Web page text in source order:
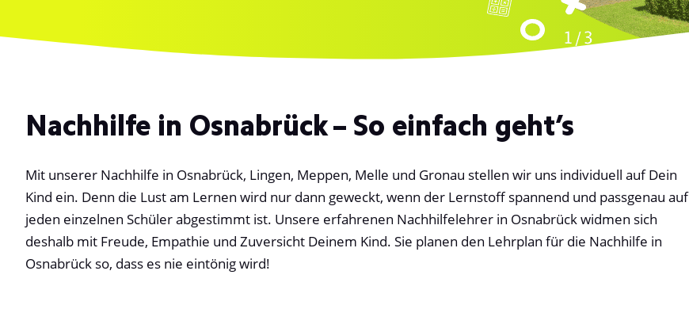
Nachhilfe in Osnabrück – So einfach geht’s
Mit unserer Nachhilfe in Osnabrück, Lingen, Meppen, Melle und Gronau stellen wir uns individuell auf Dein
Kind ein. Denn die Lust am Lernen wird nur dann geweckt, wenn der Lernstoff spannend und passgenau auf
jeden einzelnen Schüler abgestimmt ist. Unsere erfahrenen Nachhilfelehrer in Osnabrück widmen sich
deshalb mit Freude, Empathie und Zuversicht Deinem Kind. Sie planen den Lehrplan für die Nachhilfe in
Osnabrück so, dass es nie eintönig wird!